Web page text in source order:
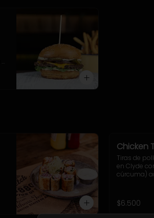
Chicken
Tiras de
en Clyde
cúrcuma)
$6.500